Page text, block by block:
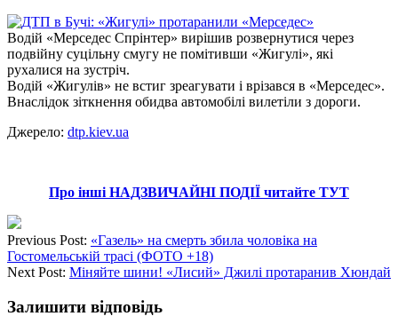
Водій «Мерседес Спрінтер» вирішив розвернутися через
подвійну суцільну смугу не помітивши «Жигулі», які
рухалися на зустріч.
Водій «Жигулів» не встиг зреагувати і врізався в «Мерседес».
Внаслідок зіткнення обидва автомобілі вилетіли з дороги.
Джерело: dtp.kiev.ua
Про інші НАДЗВИЧАЙНІ ПОДІЇ читайте ТУТ
Previous Post: «Газель» на смерть збила чоловіка на
Гостомельській трасі (ФОТО +18)
Next Post: Міняйте шини! «Лисий» Джилі протаранив Хюндай
Залишити відповідь